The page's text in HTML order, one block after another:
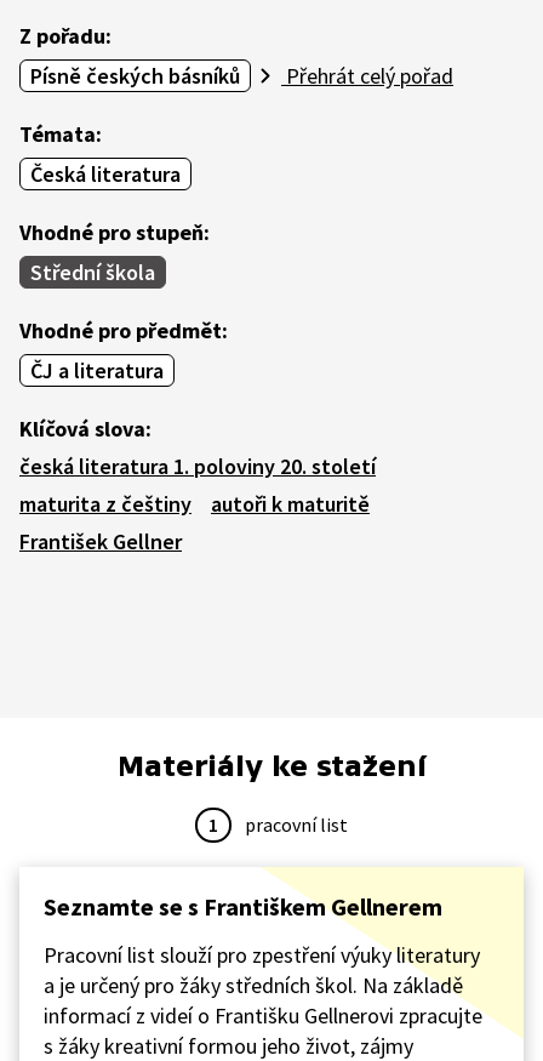
Z pořadu:
Písně českých básníků
Přehrát celý pořad
Témata:
Česká literatura
Vhodné pro stupeň:
Střední škola
Vhodné pro předmět:
ČJ a literatura
Klíčová slova:
česká literatura 1. poloviny 20. století
maturita z češtiny
autoři k maturitě
František Gellner
Materiály ke stažení
1 pracovní list
Seznamte se s Františkem Gellnerem
Pracovní list slouží pro zpestření výuky literatury
a je určený pro žáky středních škol. Na základě
informací z videí o Františku Gellnerovi zpracujte
s žáky kreativní formou jeho život, zájmy